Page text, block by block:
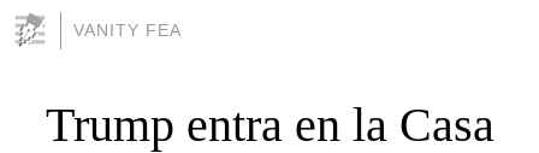
VANITY FEA
Trump entra en la Casa